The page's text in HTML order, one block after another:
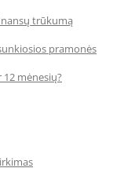
trūkumą
pramonės
mėnesių?